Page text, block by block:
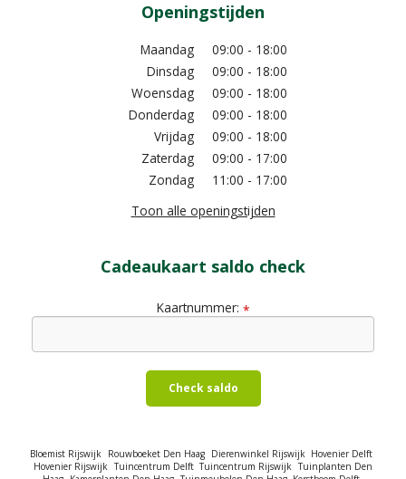
Openingstijden
Maandag
09:00 - 18:00
Dinsdag
09:00 - 18:00
Woensdag
09:00 - 18:00
Donderdag
09:00 - 18:00
Vrijdag
09:00 - 18:00
Zaterdag
09:00 - 17:00
Zondag
11:00 - 17:00
Toon alle openingstijden
Cadeaukaart saldo check
Kaartnummer: *
Check saldo
Bloemist Rijswijk Rouwboeket Den Haag Dierenwinkel Rijswijk Hovenier Delft
Hovenier Rijswijk Tuincentrum Delft Tuincentrum Rijswijk Tuinplanten Den